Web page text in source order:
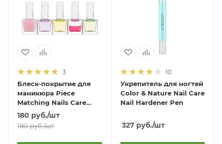
3
Блеск-покрытие для
маникюра Piece
Matching Nails Care
Shine Top Coat
180 руб./шт
180руб./шт
10
Укрепитель для ногтей
Color & Nature Nail Care
Nail Hardener Pen
327руб./шт